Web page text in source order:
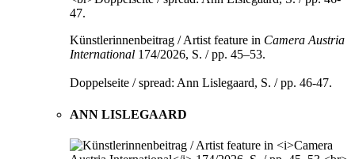
Künstlerinnenbeitrag / Artist feature in Camera Austria
International 174/2026, S. / pp. 45–53.
Doppelseite / spread: Ann Lislegaard, S. / pp. 46-47.
ANN LISLEGAARD